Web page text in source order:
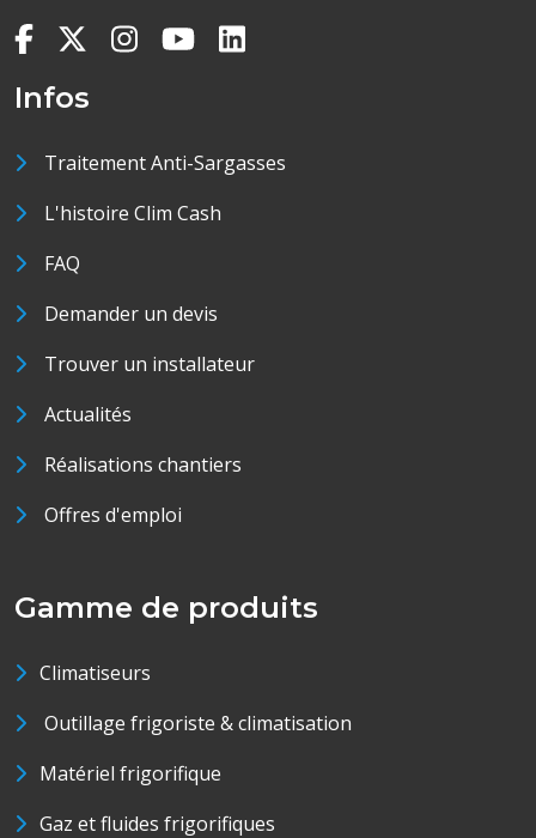
Infos
Traitement Anti-Sargasses
L'histoire Clim Cash
FAQ
Demander un devis
Trouver un installateur
Actualités
Réalisations chantiers
Offres d'emploi
Gamme de produits
Climatiseurs
Outillage frigoriste & climatisation
Matériel frigorifique
Gaz et fluides frigorifiques